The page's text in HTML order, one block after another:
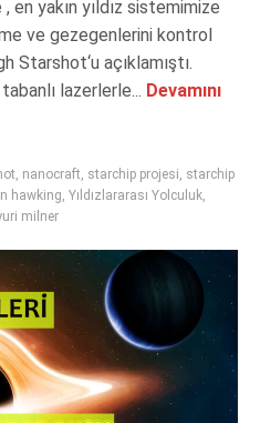
yakın yıldız sistemimize
ve gezegenlerini kontrol
Starshot‘u açıklamıştı.
lazerlerle... Devamını
, nanocraft, starchip projesi, starchip
hawking, Yıldızlararası Yolculuk,
milner